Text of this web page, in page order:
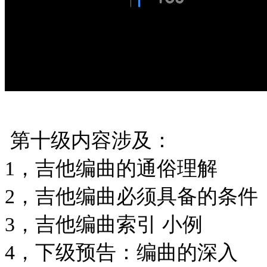
第十级内容涉及：
1，吉他编曲的通俗理解
2，吉他编曲必须具备的条件
3，吉他编曲索引 小例
4，下级预告：编曲的深入